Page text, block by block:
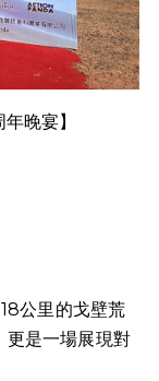
晚宴】
公里的戈壁荒
更是一場展現對